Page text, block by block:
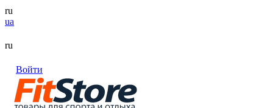
ru
ua
ru
Войти